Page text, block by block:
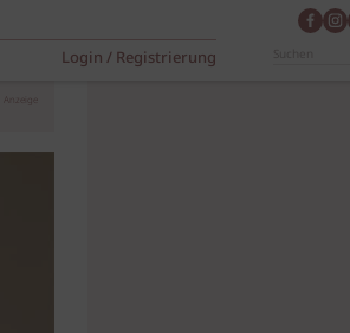
Login / Registrierung
Anzeige